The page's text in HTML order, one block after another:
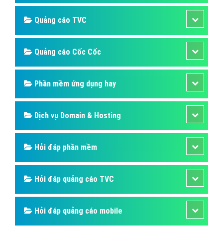
Quảng cáo TVC
Quảng cáo Cốc Cốc
Phần mềm ứng dụng hay
Dịch vụ Domain & Hosting
Hỏi đáp phần mềm
Hỏi đáp quảng cáo TVC
Hỏi đáp quảng cáo mobile